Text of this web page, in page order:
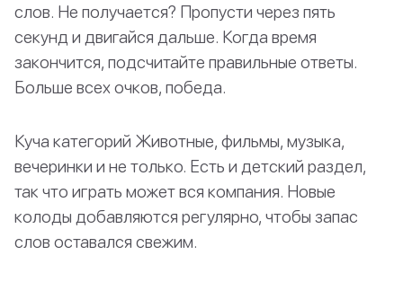
слов. Не получается? Пропусти через пять
секунд и двигайся дальше. Когда время
закончится, подсчитайте правильные ответы.
Больше всех очков, победа.
Куча категорий Животные, фильмы, музыка,
вечеринки и не только. Есть и детский раздел,
так что играть может вся компания. Новые
колоды добавляются регулярно, чтобы запас
слов оставался свежим.